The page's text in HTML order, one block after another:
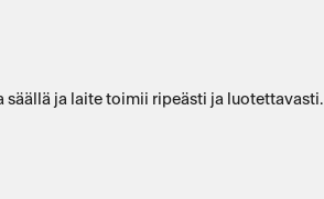
Hintava mutta onneksi valmistaja tukee näitä suht pitkällä